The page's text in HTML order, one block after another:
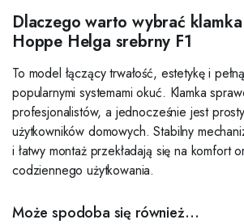
Dlaczego warto wybrać
Hoppe Helga srebrny F1
To model łączący trwałość, estetykę i
popularnymi systemami okuć. Klamka
profesjonalistów, a jednocześnie jest
użytkowników domowych. Stabilny
i łatwy montaż przekładają się na komfort
codziennego użytkowania.
Może spodoba się również…